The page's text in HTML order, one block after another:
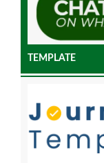
TEMPLATE